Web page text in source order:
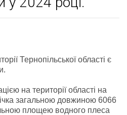
Тернопільської області є
на території області на
загальною довжиною 6066
площею водного плеса